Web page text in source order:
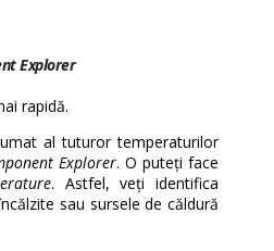
Explorer
rapidă.
al tuturor temperaturilor
Explorer. O puteți face
. Astfel, veți identifica
sau sursele de căldură